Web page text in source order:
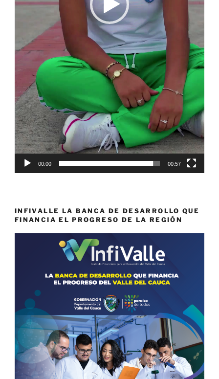
00:00 00:57
INFIVALLE LA BANCA DE DESARROLLO QUE
FINANCIA EL PROGRESO DE LA REGIÓN